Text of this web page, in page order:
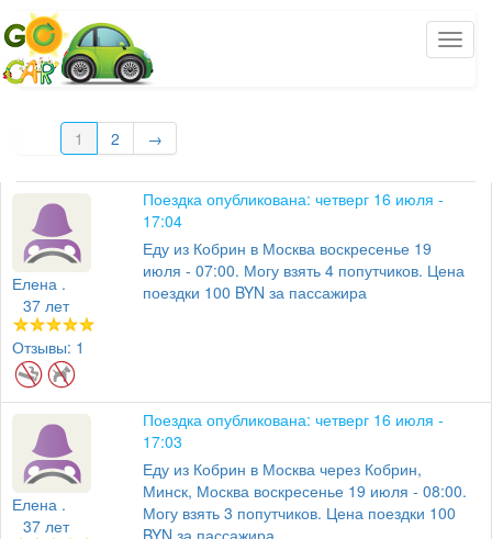
1 2 →
Елена .
37 лет
Отзывы: 1
Поездка опубликована: четверг 16 июля -
17:04
Еду из Кобрин в Москва воскресенье 19
июля - 07:00. Могу взять 4 попутчиков. Цена
поездки 100 BYN за пассажира
Елена .
37 лет
Поездка опубликована: четверг 16 июля -
17:03
Еду из Кобрин в Москва через Кобрин,
Минск, Москва воскресенье 19 июля - 08:00.
Могу взять 3 попутчиков. Цена поездки 100
BYN за пассажира